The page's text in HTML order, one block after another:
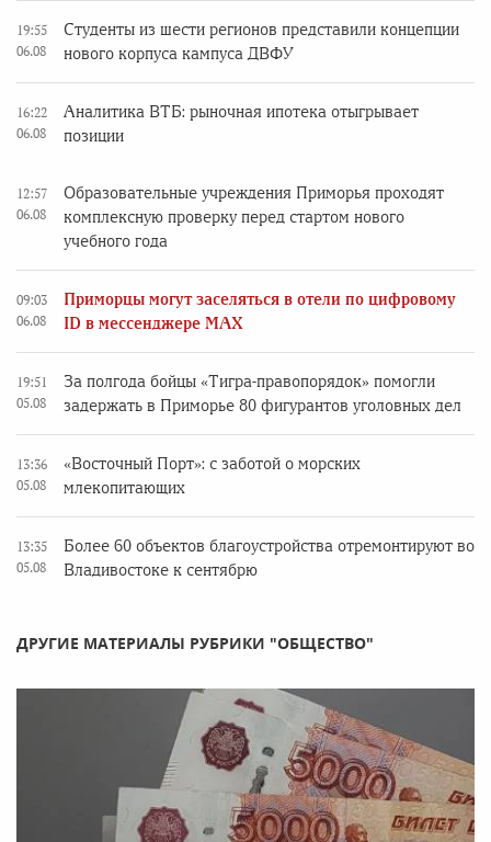
19:55
06.08
Студенты из шести регионов представили концепции
нового корпуса кампуса ДВФУ
16:22
06.08
Аналитика ВТБ: рыночная ипотека отыгрывает
позиции
12:57
06.08
Образовательные учреждения Приморья проходят
комплексную проверку перед стартом нового
учебного года
09:03
06.08
Приморцы могут заселяться в отели по цифровому
ID в мессенджере MAX
19:51
05.08
За полгода бойцы «Тигра-правопорядок» помогли
задержать в Приморье 80 фигурантов уголовных дел
13:36
05.08
«Восточный Порт»: с заботой о морских
млекопитающих
13:35
05.08
Более 60 объектов благоустройства отремонтируют во
Владивостоке к сентябрю
ДРУГИЕ МАТЕРИАЛЫ РУБРИКИ "ОБЩЕСТВО"